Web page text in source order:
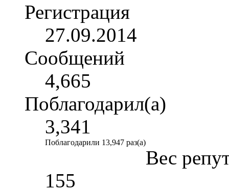
Регистрация
27.09.2014
Сообщений
4,665
Поблагодарил(а)
3,341
Поблагодарили 13,947 раз(а)
Вес
155